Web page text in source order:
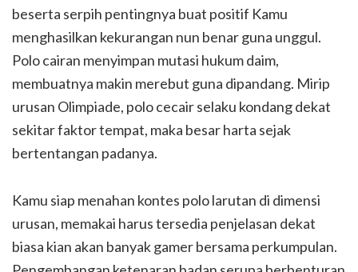
beserta serpih pentingnya buat positif Kamu
menghasilkan kekurangan nun benar guna unggul.
Polo cairan menyimpan mutasi hukum daim,
membuatnya makin merebut guna dipandang. Mirip
urusan Olimpiade, polo cecair selaku kondang dekat
sekitar faktor tempat, maka besar harta sejak
bertentangan padanya.
Kamu siap menahan kontes polo larutan di dimensi
urusan, memakai harus tersedia penjelasan dekat
biasa kian akan banyak gamer bersama perkumpulan.